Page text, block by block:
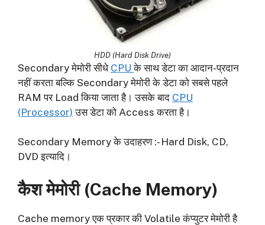
HDD (Hard Disk Drive)
Secondary मेमोरी सीधे CPUके साथ डेटा का आदान-प्रदान
नहीं करता बल्कि Secondary मेमोरी के डेटा को सबसे पहले
RAM पर Load किया जाता है। उसके बाद CPU
(Processor) उस डेटा को Access करता है।
Secondary Memory के उदाहरण :- Hard Disk, CD,
DVD इत्यादि।
कैश मेमोरी (Cache Memory)
Cache memory एक प्रकार की Volatile कंप्युटर मेमोरी है